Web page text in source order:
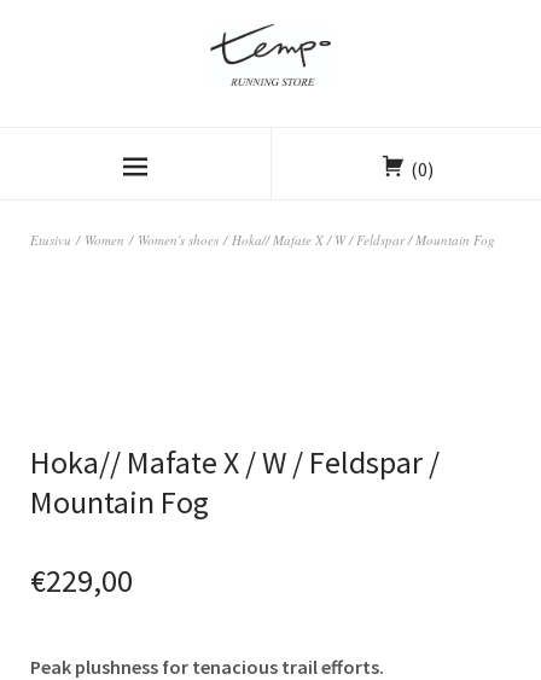
(0)
Etusivu / Women / Women's shoes / Hoka// Mafate X / W / Feldspar / Mountain Fog
Hoka// Mafate X / W / Feldspar /
Mountain Fog
€229,00
Peak plushness for tenacious trail efforts.